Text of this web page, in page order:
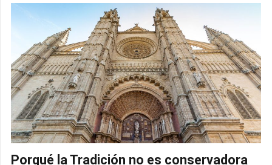
Porqué la Tradición no es conservadora